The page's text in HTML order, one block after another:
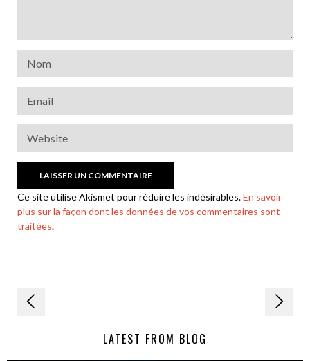
Ce site utilise Akismet pour réduire les indésirables.En savoir
plus sur la façon dont les données de vos commentaires sont
traitées.
Navigation
de LATEST FROM BLOG